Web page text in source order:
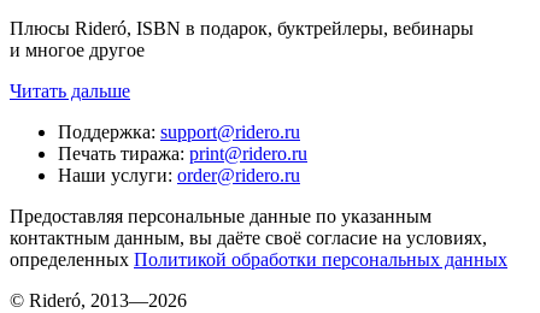
Плюсы Rideró, ISBN в подарок, буктрейлеры, вебинары
и многое другое
Читать дальше
Поддержка: support@ridero.ru
Печать тиража: print@ridero.ru
Наши услуги: order@ridero.ru
Предоставляя персональные данные по указанным
контактным данным, вы даёте своё согласие на условиях,
определенных Политикой обработки персональных данных
© Rideró, 2013—2026